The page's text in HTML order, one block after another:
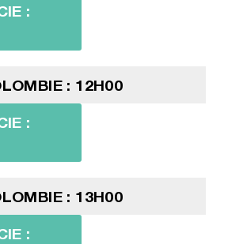
:
: 12H00
:
: 13H00
: